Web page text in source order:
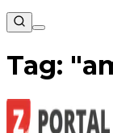
Tag: "